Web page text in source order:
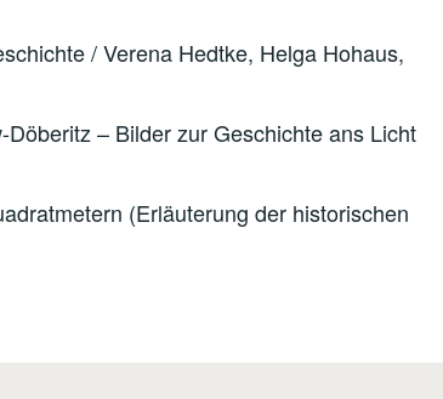
/ Verena Hedtke, Helga Hohaus,
– Bilder zur Geschichte ans Licht
(Erläuterung der historischen